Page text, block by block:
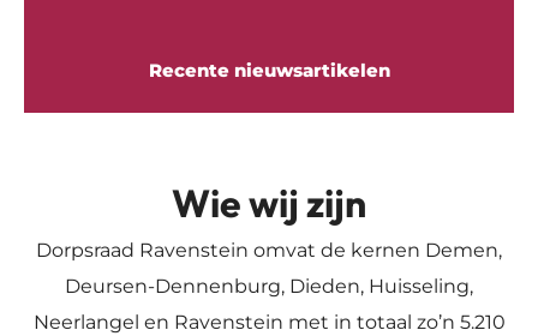
Recente nieuwsartikelen
Wie wij zijn
Dorpsraad Ravenstein omvat de kernen Demen,
Deursen-Dennenburg, Dieden, Huisseling,
Neerlangel en Ravenstein met in totaal zo’n 5.210